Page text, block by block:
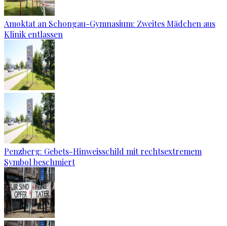
Amoktat an Schongau-Gymnasium: Zweites Mädchen aus
Klinik entlassen
Penzberg: Gebets-Hinweisschild mit rechtsextremem
Symbol beschmiert